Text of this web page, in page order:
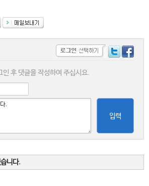
인 후 댓글을 작성하여 주십시요.
입력
니다.